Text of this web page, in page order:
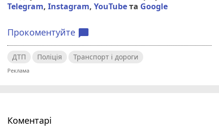
Telegram, Instagram, YouTubeта Google
Прокоментуйте chat_bubble
ДТП Поліція Транспорт і дороги
Коментарі